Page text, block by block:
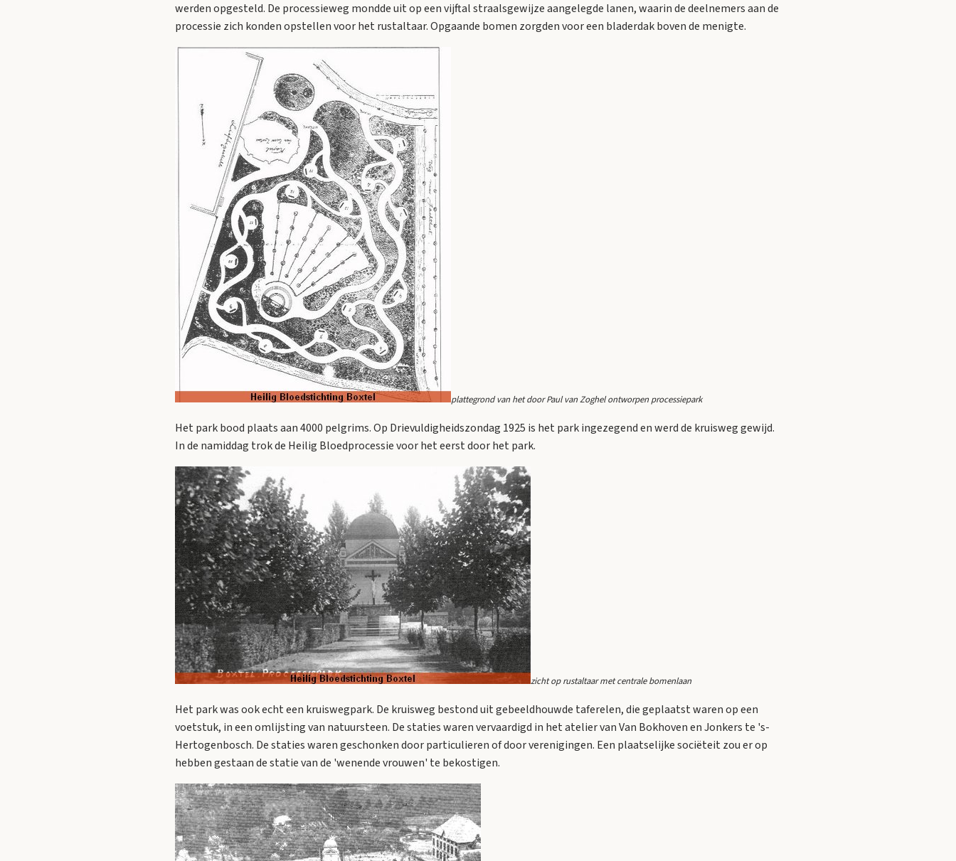
werden opgesteld. De processieweg mondde uit op een vijftal straalsgewijze aangelegde lanen, waarin de deelnemers aan de
processie zich konden opstellen voor het rustaltaar. Opgaande bomen zorgden voor een bladerdak boven de menigte.
plattegrond van het door Paul van Zoghel ontworpen processiepark
Het park bood plaats aan 4000 pelgrims. Op Drievuldigheidszondag 1925 is het park ingezegend en werd de kruisweg gewijd.
In de namiddag trok de Heilig Bloedprocessie voor het eerst door het park.
zicht op rustaltaar met centrale bomenlaan
Het park was ook echt een kruiswegpark. De kruisweg bestond uit gebeeldhouwde taferelen, die geplaatst waren op een
voetstuk, in een omlijsting van natuursteen. De staties waren vervaardigd in het atelier van Van Bokhoven en Jonkers te 's-
Hertogenbosch. De staties waren geschonken door particulieren of door verenigingen. Een plaatselijke sociëteit zou er op
hebben gestaan de statie van de 'wenende vrouwen' te bekostigen.